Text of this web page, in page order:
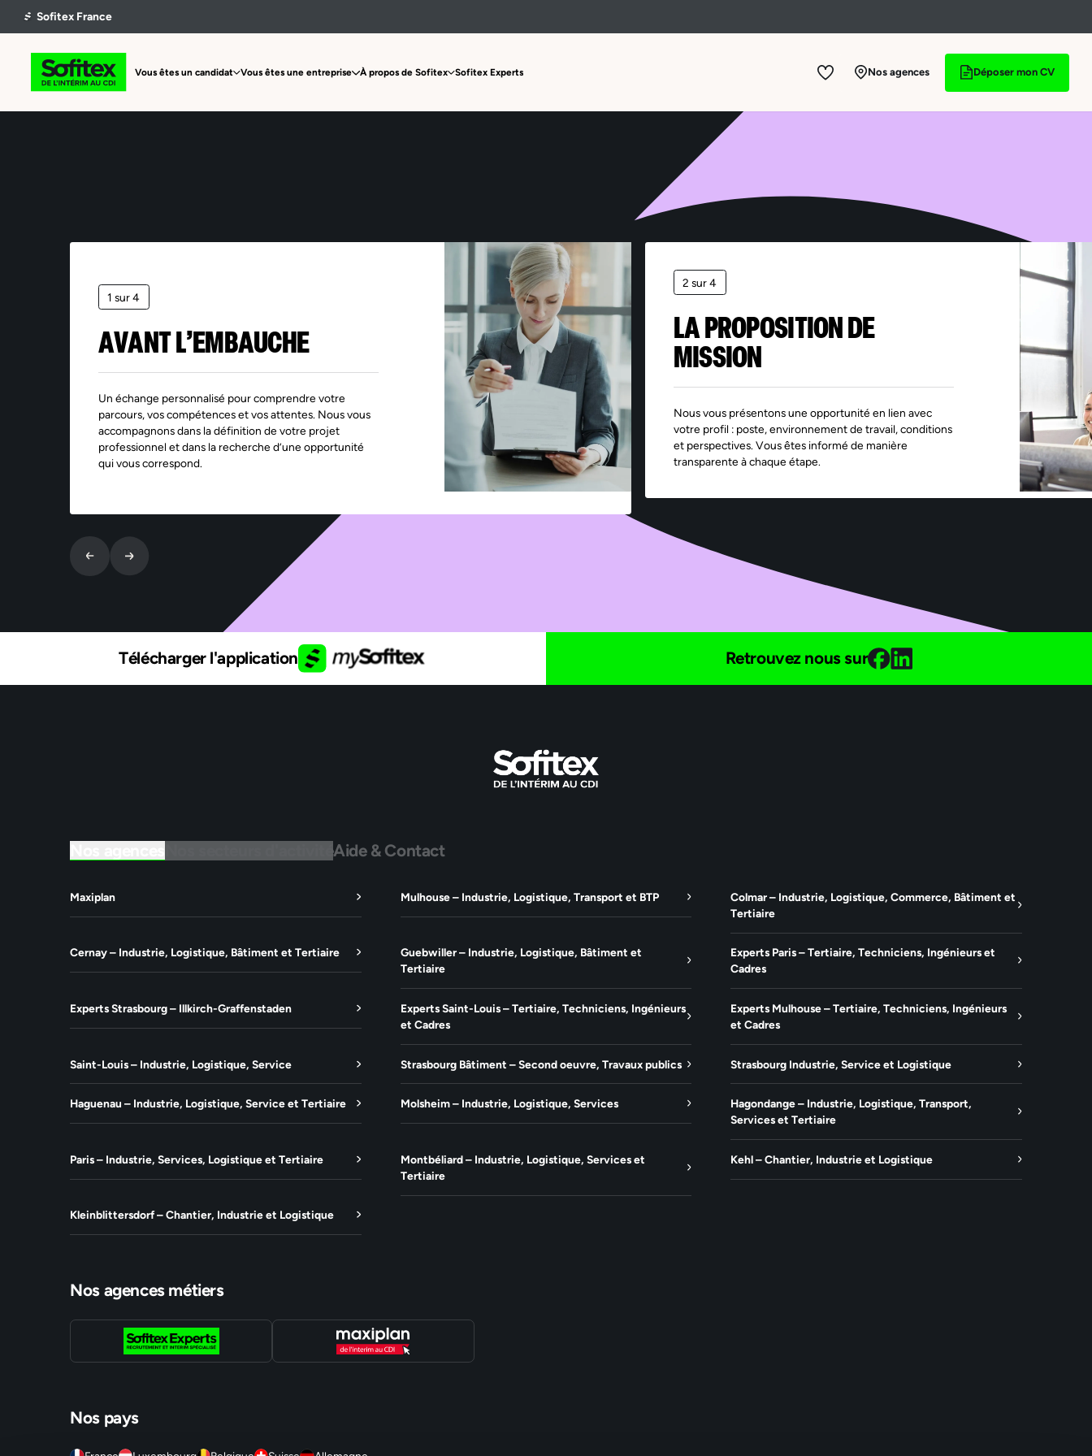
Vous êtes un candidat Vous êtes une entreprise À propos de Sofitex Sofitex Experts Nos agences Déposer mon CV
Offre non trouvée
1 sur 4
AVANT L’EMBAUCHE
Un échange personnalisé pour comprendre votre
parcours, vos compétences et vos attentes. Nous vous
accompagnons dans la définition de votre projet
professionnel et dans la recherche d’une opportunité
qui vous correspond.
2 sur 4
LA PROPOSITION DE
MISSION
Nous vous présentons une opportunité en lien avec
votre profil : poste, environnement de travail, conditions
et perspectives. Vous êtes informé de manière
transparente à chaque étape.
Télécharger l'application Retrouvez nous sur
Nos secteurs d'activitéAide & Contact
Maxiplan Mulhouse – Industrie, Logistique, Transport et BTP
Colmar – Industrie, Logistique, Commerce, Bâtiment et
Tertiaire
Cernay – Industrie, Logistique, Bâtiment et Tertiaire
Guebwiller – Industrie, Logistique, Bâtiment et
Tertiaire
Experts Paris – Tertiaire, Techniciens, Ingénieurs et
Cadres
Experts Strasbourg – Illkirch-Graffenstaden
Experts Saint-Louis – Tertiaire, Techniciens, Ingénieurs
et Cadres
Experts Mulhouse – Tertiaire, Techniciens, Ingénieurs
et Cadres
Saint-Louis – Industrie, Logistique, Service Strasbourg Bâtiment – Second oeuvre, Travaux publics Strasbourg Industrie, Service et Logistique
Haguenau – Industrie, Logistique, Service et Tertiaire Molsheim – Industrie, Logistique, Services
Hagondange – Industrie, Logistique, Transport,
Services et Tertiaire
Paris – Industrie, Services, Logistique et Tertiaire
Montbéliard – Industrie, Logistique, Services et
Tertiaire
Kehl – Chantier, Industrie et Logistique
Kleinblittersdorf – Chantier, Industrie et Logistique
Nos agences métiers
Nos pays